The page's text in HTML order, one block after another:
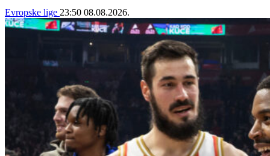
Evropske lige 23:50 08.08.2026.